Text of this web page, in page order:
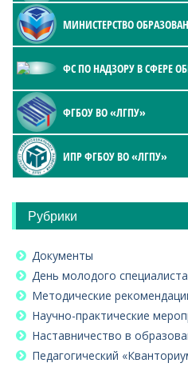
МИНИСТЕРСТВО
ФС ПО НАДЗОРУ В СФЕРЕ
ФГБОУ ВО «ЛГПУ»
ИПР ФГБОУ ВО «ЛГПУ»
Рубрики
Документы
День молодого специалиста
Методические
Научно-практические
Наставничество в
Педагогический